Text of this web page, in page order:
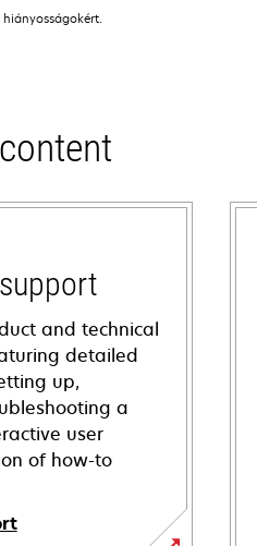
and technical
detailed
up,
a
user
of how-to